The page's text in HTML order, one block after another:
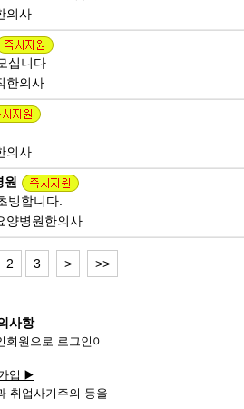
의사
십니다
한의사
의사
원
빙합니다.
양병원한의사
2 3 > >>
사항
회원으로 로그인이
입 ▶️
취업사기주의 등을